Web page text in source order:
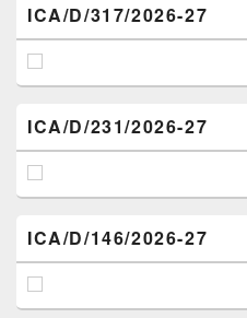
ICA/D/317/2026-27
ICA/D/231/2026-27
ICA/D/146/2026-27